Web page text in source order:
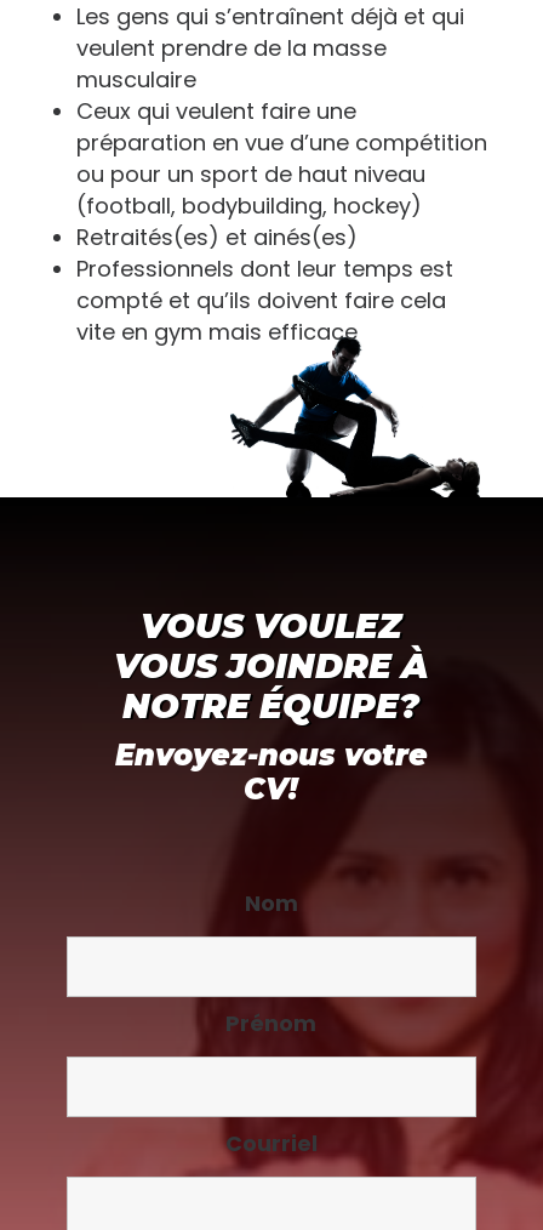
Les gens qui s’entraînent déjà et qui
veulent prendre de la masse
musculaire
Ceux qui veulent faire une
préparation en vue d’une compétition
ou pour un sport de haut niveau
(football, bodybuilding, hockey)
Retraités(es) et ainés(es)
Professionnels dont leur temps est
compté et qu’ils doivent faire cela
vite en gym mais efficace
VOUS VOULEZ
VOUS JOINDRE À
NOTRE ÉQUIPE?
Envoyez-nous votre
CV!
Nom
Prénom
Courriel